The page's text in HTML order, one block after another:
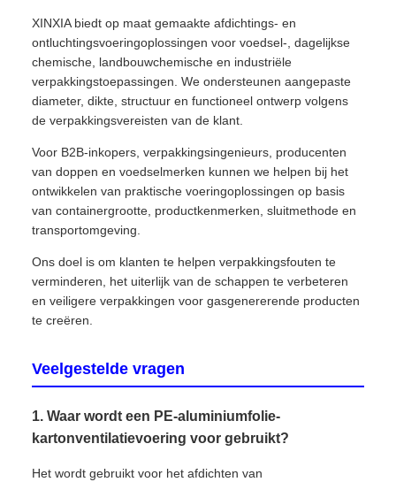
XINXIA biedt op maat gemaakte afdichtings- en
ontluchtingsvoeringoplossingen voor voedsel-, dagelijkse
chemische, landbouwchemische en industriële
verpakkingstoepassingen. We ondersteunen aangepaste
diameter, dikte, structuur en functioneel ontwerp volgens
de verpakkingsvereisten van de klant.
Voor B2B-inkopers, verpakkingsingenieurs, producenten
van doppen en voedselmerken kunnen we helpen bij het
ontwikkelen van praktische voeringoplossingen op basis
van containergrootte, productkenmerken, sluitmethode en
transportomgeving.
Ons doel is om klanten te helpen verpakkingsfouten te
verminderen, het uiterlijk van de schappen te verbeteren
en veiligere verpakkingen voor gasgenererende producten
te creëren.
Veelgestelde vragen
1. Waar wordt een PE-aluminiumfolie-
kartonventilatievoering voor gebruikt?
Het wordt gebruikt voor het afdichten van